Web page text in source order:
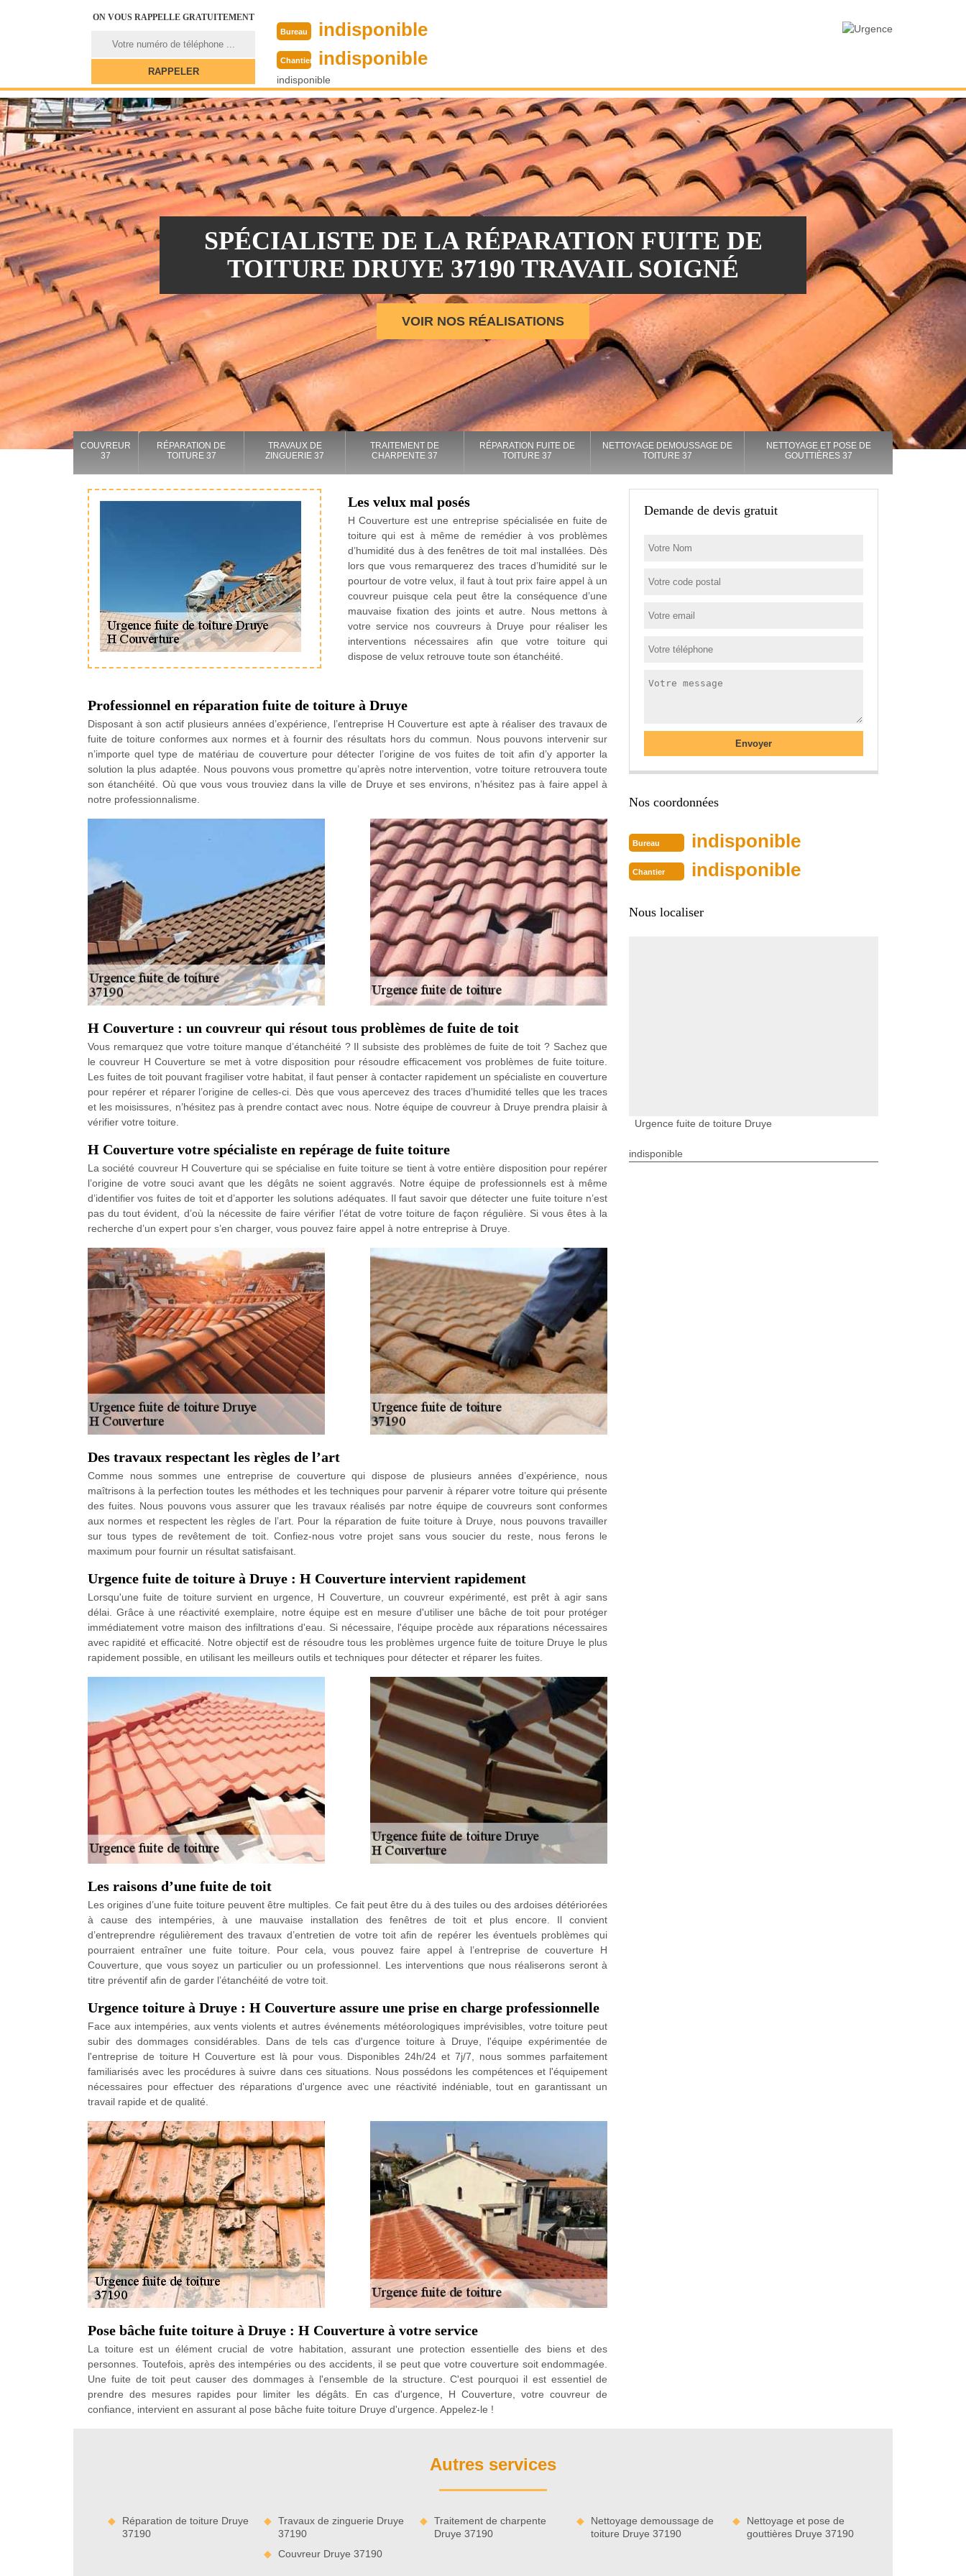
ON VOUS RAPPELLE GRATUITEMENT
Bureau indisponible
Chantier indisponible
indisponible
SPÉCIALISTE DE LA RÉPARATION FUITE DE
TOITURE DRUYE 37190 TRAVAIL SOIGNÉ
VOIR NOS RÉALISATIONS
COUVREUR
37
RÉPARATION DE
TOITURE 37
TRAVAUX DE
ZINGUERIE 37
TRAITEMENT DE
CHARPENTE 37
RÉPARATION FUITE DE
TOITURE 37
NETTOYAGE DEMOUSSAGE DE
TOITURE 37
NETTOYAGE ET POSE DE
GOUTTIÈRES 37
Les velux mal posés
H Couverture est une entreprise spécialisée en fuite de
toiture qui est à même de remédier à vos problèmes
d’humidité dus à des fenêtres de toit mal installées. Dès
lors que vous remarquerez des traces d’humidité sur le
pourtour de votre velux, il faut à tout prix faire appel à un
couvreur puisque cela peut être la conséquence d’une
mauvaise fixation des joints et autre. Nous mettons à
votre service nos couvreurs à Druye pour réaliser les
interventions nécessaires afin que votre toiture qui
dispose de velux retrouve toute son étanchéité.
Professionnel en réparation fuite de toiture à Druye
Disposant à son actif plusieurs années d’expérience, l’entreprise H Couverture est apte à réaliser des travaux de
fuite de toiture conformes aux normes et à fournir des résultats hors du commun. Nous pouvons intervenir sur
n’importe quel type de matériau de couverture pour détecter l’origine de vos fuites de toit afin d’y apporter la
solution la plus adaptée. Nous pouvons vous promettre qu’après notre intervention, votre toiture retrouvera toute
son étanchéité. Où que vous vous trouviez dans la ville de Druye et ses environs, n’hésitez pas à faire appel à
notre professionnalisme.
H Couverture : un couvreur qui résout tous problèmes de fuite de toit
Vous remarquez que votre toiture manque d’étanchéité ? Il subsiste des problèmes de fuite de toit ? Sachez que
le couvreur H Couverture se met à votre disposition pour résoudre efficacement vos problèmes de fuite toiture.
Les fuites de toit pouvant fragiliser votre habitat, il faut penser à contacter rapidement un spécialiste en couverture
pour repérer et réparer l’origine de celles-ci. Dès que vous apercevez des traces d’humidité telles que les traces
et les moisissures, n’hésitez pas à prendre contact avec nous. Notre équipe de couvreur à Druye prendra plaisir à
vérifier votre toiture.
H Couverture votre spécialiste en repérage de fuite toiture
La société couvreur H Couverture qui se spécialise en fuite toiture se tient à votre entière disposition pour repérer
l’origine de votre souci avant que les dégâts ne soient aggravés. Notre équipe de professionnels est à même
d’identifier vos fuites de toit et d’apporter les solutions adéquates. Il faut savoir que détecter une fuite toiture n’est
pas du tout évident, d’où la nécessite de faire vérifier l’état de votre toiture de façon régulière. Si vous êtes à la
recherche d’un expert pour s’en charger, vous pouvez faire appel à notre entreprise à Druye.
Des travaux respectant les règles de l’art
Comme nous sommes une entreprise de couverture qui dispose de plusieurs années d’expérience, nous
maîtrisons à la perfection toutes les méthodes et les techniques pour parvenir à réparer votre toiture qui présente
des fuites. Nous pouvons vous assurer que les travaux réalisés par notre équipe de couvreurs sont conformes
aux normes et respectent les règles de l’art. Pour la réparation de fuite toiture à Druye, nous pouvons travailler
sur tous types de revêtement de toit. Confiez-nous votre projet sans vous soucier du reste, nous ferons le
maximum pour fournir un résultat satisfaisant.
Urgence fuite de toiture à Druye : H Couverture intervient rapidement
Lorsqu'une fuite de toiture survient en urgence, H Couverture, un couvreur expérimenté, est prêt à agir sans
délai. Grâce à une réactivité exemplaire, notre équipe est en mesure d'utiliser une bâche de toit pour protéger
immédiatement votre maison des infiltrations d'eau. Si nécessaire, l'équipe procède aux réparations nécessaires
avec rapidité et efficacité. Notre objectif est de résoudre tous les problèmes urgence fuite de toiture Druye le plus
rapidement possible, en utilisant les meilleurs outils et techniques pour détecter et réparer les fuites.
Les raisons d’une fuite de toit
Les origines d’une fuite toiture peuvent être multiples. Ce fait peut être du à des tuiles ou des ardoises détériorées
à cause des intempéries, à une mauvaise installation des fenêtres de toit et plus encore. Il convient
d’entreprendre régulièrement des travaux d’entretien de votre toit afin de repérer les éventuels problèmes qui
pourraient entraîner une fuite toiture. Pour cela, vous pouvez faire appel à l’entreprise de couverture H
Couverture, que vous soyez un particulier ou un professionnel. Les interventions que nous réaliserons seront à
titre préventif afin de garder l’étanchéité de votre toit.
Urgence toiture à Druye : H Couverture assure une prise en charge professionnelle
Face aux intempéries, aux vents violents et autres événements météorologiques imprévisibles, votre toiture peut
subir des dommages considérables. Dans de tels cas d'urgence toiture à Druye, l'équipe expérimentée de
l'entreprise de toiture H Couverture est là pour vous. Disponibles 24h/24 et 7j/7, nous sommes parfaitement
familiarisés avec les procédures à suivre dans ces situations. Nous possédons les compétences et l'équipement
nécessaires pour effectuer des réparations d'urgence avec une réactivité indéniable, tout en garantissant un
travail rapide et de qualité.
Pose bâche fuite toiture à Druye : H Couverture à votre service
La toiture est un élément crucial de votre habitation, assurant une protection essentielle des biens et des
personnes. Toutefois, après des intempéries ou des accidents, il se peut que votre couverture soit endommagée.
Une fuite de toit peut causer des dommages à l'ensemble de la structure. C'est pourquoi il est essentiel de
prendre des mesures rapides pour limiter les dégâts. En cas d'urgence, H Couverture, votre couvreur de
confiance, intervient en assurant al pose bâche fuite toiture Druye d'urgence. Appelez-le !
Demande de devis gratuit
Nos coordonnées
Bureau indisponible
Chantier indisponible
Nous localiser
Urgence fuite de toiture Druye
indisponible
Autres services
Réparation de toiture Druye
37190
Travaux de zinguerie Druye
37190
Couvreur Druye 37190
Traitement de charpente
Druye 37190
Nettoyage demoussage de
toiture Druye 37190
Nettoyage et pose de
gouttières Druye 37190